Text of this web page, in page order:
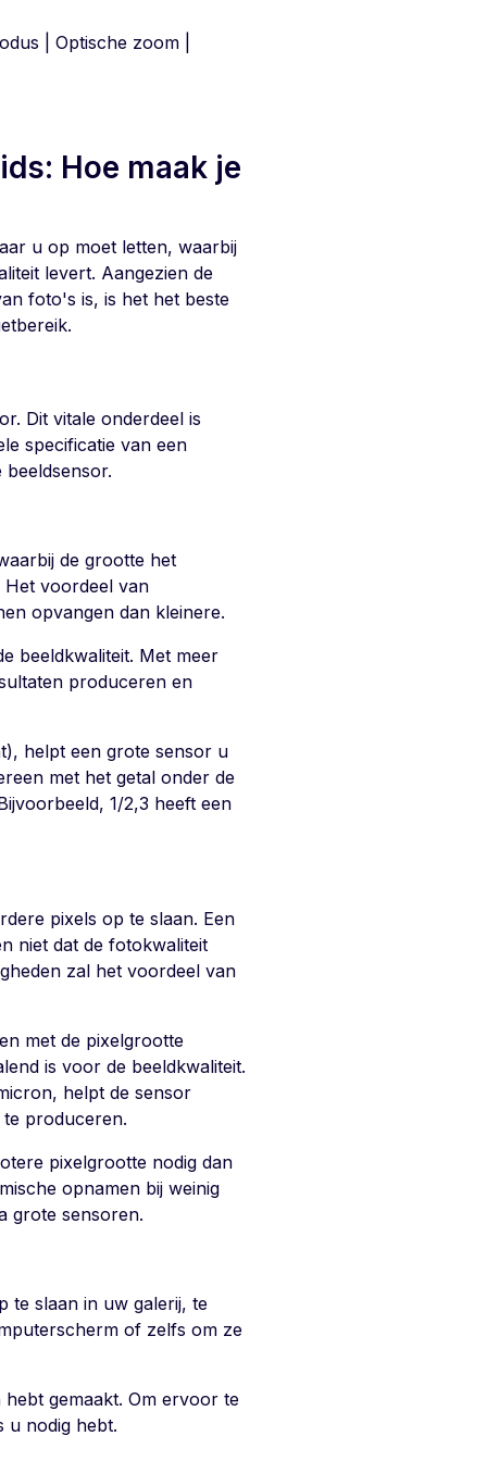
| Optische zoom |
Hoe maak je
u op moet letten, waarbij
levert. Aangezien de
foto's is, is het het beste
Dit vitale onderdeel is
specificatie van een
de grootte het
Het voordeel van
opvangen dan kleinere.
beeldkwaliteit. Met meer
produceren en
helpt een grote sensor u
met het getal onder de
1/2,3 heeft een
pixels op te slaan. Een
niet dat de fotokwaliteit
zal het voordeel van
met de pixelgrootte
is voor de beeldkwaliteit.
helpt de sensor
produceren.
pixelgrootte nodig dan
opnamen bij weinig
grote sensoren.
te slaan in uw galerij, te
of zelfs om ze
gemaakt. Om ervoor te
u nodig hebt.